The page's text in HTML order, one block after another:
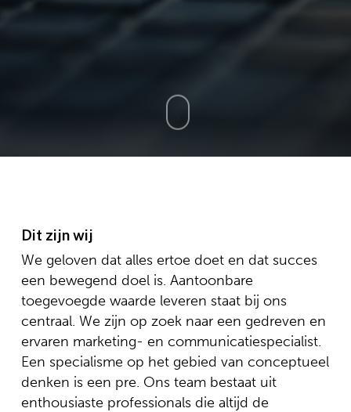
Dit zijn wij
We geloven dat alles ertoe doet en dat succes
een bewegend doel is. Aantoonbare
toegevoegde waarde leveren staat bij ons
centraal. We zijn op zoek naar een gedreven en
ervaren marketing- en communicatiespecialist.
Een specialisme op het gebied van conceptueel
denken is een pre. Ons team bestaat uit
enthousiaste professionals die altijd de